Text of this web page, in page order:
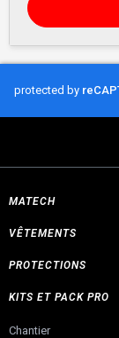
MATECH
VÊTEMENTS
PROTECTIONS
KITS ET PACK PRO
Chantier